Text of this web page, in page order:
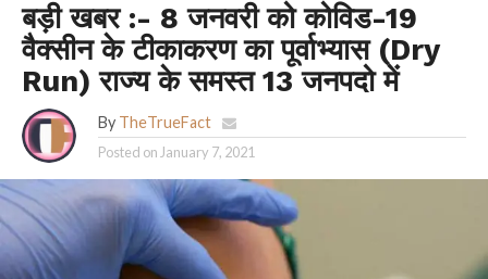
बड़ी खबर :- 8 जनवरी को कोविड-19
वैक्सीन के टीकाकरण का पूर्वाभ्यास (Dry
Run) राज्य के समस्त 13 जनपदो में
By TheTrueFact
Posted on January 7, 2021